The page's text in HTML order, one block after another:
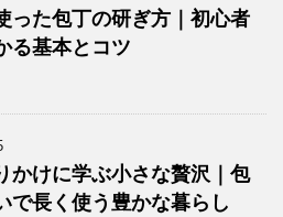
った包丁の研ぎ方｜初心者
る基本とコツ
かけに学ぶ小さな贅沢｜包
で長く使う豊かな暮らし